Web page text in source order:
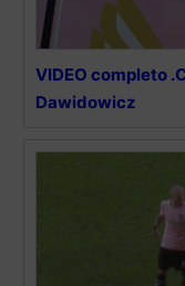
VIDEO completo
Dawidowicz